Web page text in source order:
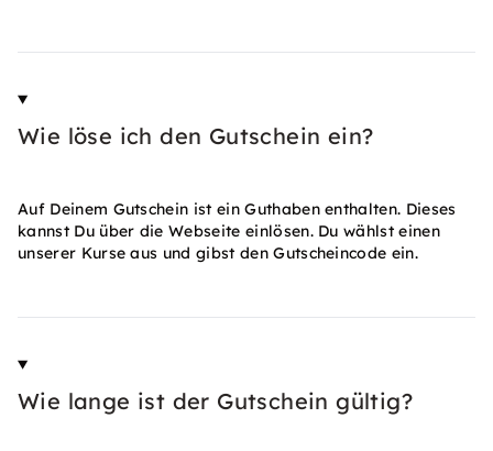
Wie löse ich den Gutschein ein?
Auf Deinem Gutschein ist ein Guthaben enthalten. Dieses
kannst Du über die Webseite einlösen. Du wählst einen
unserer Kurse aus und gibst den Gutscheincode ein.
Wie lange ist der Gutschein gültig?